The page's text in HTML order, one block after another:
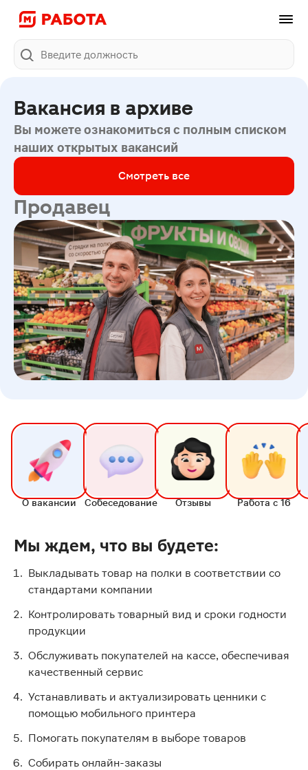
Вакансия в архиве
Вы можете ознакомиться с полным списком
наших открытых вакансий
Смотреть все
Продавец
О вакансии Собеседование Отзывы Работа с 16
Мы ждем, что вы будете:
Выкладывать товар на полки в соответствии со
стандартами компании
Контролировать товарный вид и сроки годности
продукции
Обслуживать покупателей на кассе, обеспечивая
качественный сервис
Устанавливать и актуализировать ценники с
помощью мобильного принтера
Помогать покупателям в выборе товаров
Собирать онлайн-заказы